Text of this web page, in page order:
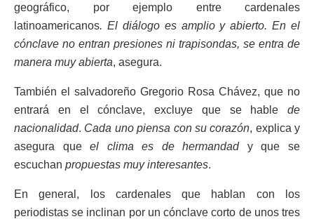
geográfico, por ejemplo entre cardenales
latinoamericanos. El diálogo es amplio y abierto. En el
cónclave no entran presiones ni trapisondas, se entra de
manera muy abierta, asegura.
También el salvadoreño Gregorio Rosa Chávez, que no
entrará en el cónclave, excluye que se hable de
nacionalidad. Cada uno piensa con su corazón, explica y
asegura queel clima es de hermandady que se
escuchan propuestas muy interesantes.
En general, los cardenales que hablan con los
periodistas se inclinan por un cónclave corto de unos tres